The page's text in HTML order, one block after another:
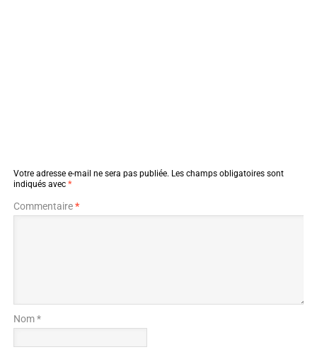
Votre adresse e-mail ne sera pas publiée. Les champs obligatoires sont
indiqués avec *
Commentaire*
Nom *